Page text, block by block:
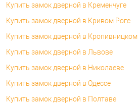
Купить замок дверной в Кременчуге
Купить замок дверной в Кривом Роге
Купить замок дверной в Кропивницком
Купить замок дверной в Львове
Купить замок дверной в Николаеве
Купить замок дверной в Одессе
Купить замок дверной в Полтаве